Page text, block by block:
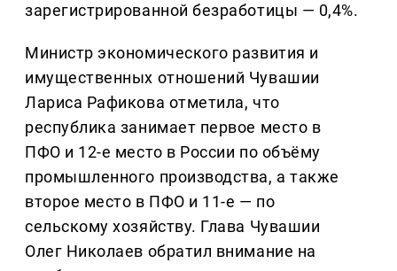
зарегистрированной безработицы — 0,4%.
Министр экономического развития и
имущественных отношений Чувашии
Лариса Рафикова отметила, что
республика занимает первое место в
ПФО и 12-е место в России по объёму
промышленного производства, а также
второе место в ПФО и 11-е — по
сельскому хозяйству. Глава Чувашии
Олег Николаев обратил внимание на